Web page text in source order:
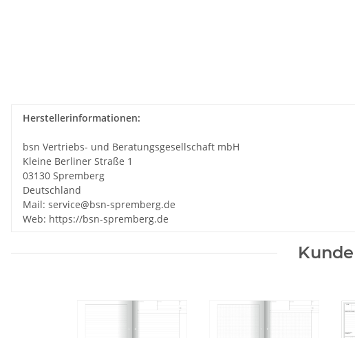
Herstellerinformationen:
bsn Vertriebs- und Beratungsgesellschaft mbH
Kleine Berliner Straße 1
03130 Spremberg
Deutschland
Mail: service@bsn-spremberg.de
Web: https://bsn-spremberg.de